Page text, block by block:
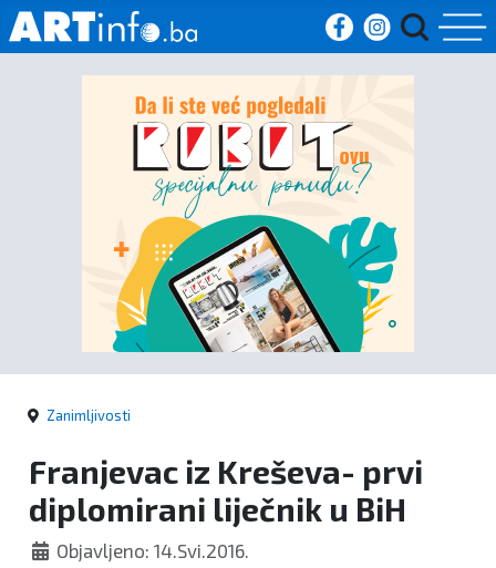
Početna
Kultura
kronika
Politika
Zanimljivosti
Zanimljivosti
Franjevac iz Kreševa- prvi
diplomirani liječnik u BiH
Objavljeno: 14.Svi.2016.